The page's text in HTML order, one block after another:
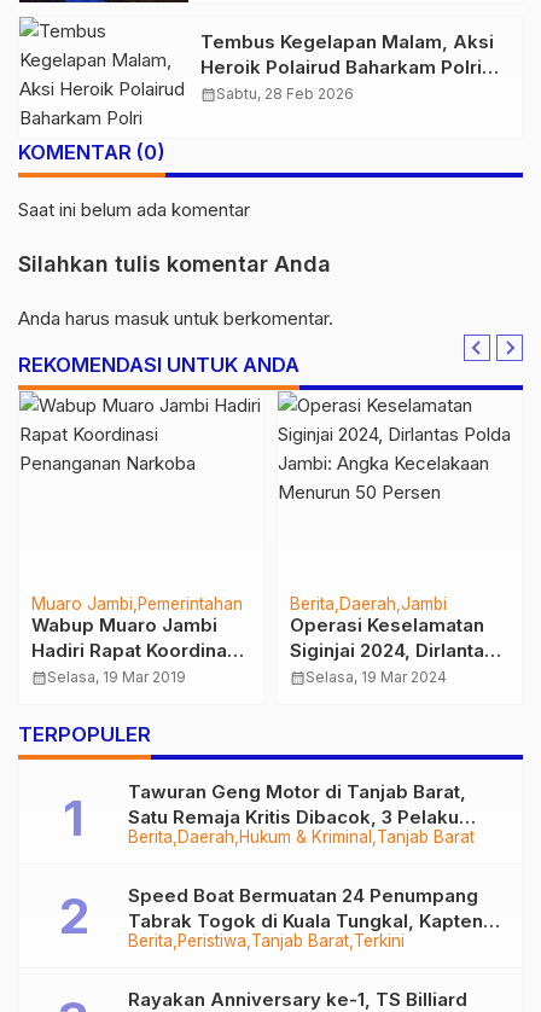
Tembus Kegelapan Malam, Aksi
Heroik Polairud Baharkam Polri
Selamatkan Nyawa Pasien Kritis
calendar_monthSabtu, 28 Feb 2026
KOMENTAR (0)
Saat ini belum ada komentar
Silahkan tulis komentar Anda
Anda harus masuk untuk berkomentar.
REKOMENDASI UNTUK ANDA
Muaro Jambi Pemerintahan
Wabup Muaro Jambi
Hadiri Rapat Koordinasi
Penanganan Narkoba
calendar_monthSelasa, 19 Mar 2019
Berita Daerah Jambi
Operasi Keselamatan
Siginjai 2024, Dirlantas
Polda Jambi: Angka
calendar_monthSelasa, 19 Mar 2024
TERPOPULER
Berita Daerah Hukum & Kriminal Tanjab Barat
Tawuran Geng Motor di Tanjab Barat,
Satu Remaja Kritis Dibacok, 3 Pelaku
Ditangkap
Berita Peristiwa Tanjab Barat Terkini
Speed Boat Bermuatan 24 Penumpang
Tabrak Togok di Kuala Tungkal, Kapten
Sempat Hilang
Rayakan Anniversary ke-1, TS Billiard